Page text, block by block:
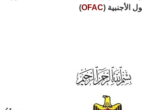
الأجنبية (OFAC
)